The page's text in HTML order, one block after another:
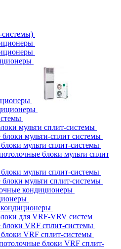
мульти сплит-системы
мульти-сплит системы
мульти сплит-системы
блоки мульти сплит
мульти сплит-системы
мульти сплит-системы
кондиционеры
для VRF-VRV систем
VRF сплит-системы
VRF сплит-системы
блоки VRF сплит-